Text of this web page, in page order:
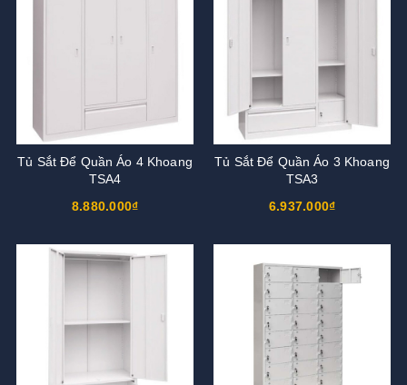
Tủ Sắt Để Quần Áo 4 Khoang
TSA4
8.880.000₫
Tủ Sắt Để Quần Áo 3 Khoang
TSA3
6.937.000₫